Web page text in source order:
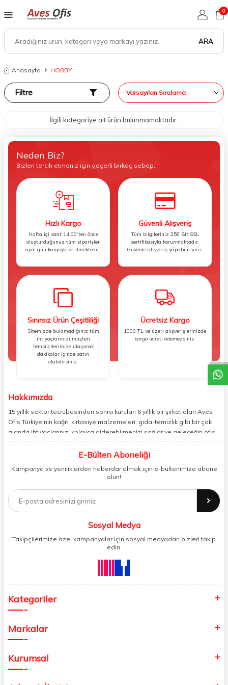
WhtsappDeseHatt
ARA
0
Anasayfa HOBBY
Filtre
İlgili kategoriye ait ürün bulunmamaktadır.
Neden Biz?
Bizleri tercih etmeniz için geçerli birkaç sebep.
Hızlı Kargo
Hafta içi saat 14:00’ten önce
oluşturduğunuz tüm siparişler
aynı gün kargoya verilmektedir.
Güvenli Alışveriş
Tüm bilgileriniz 256 Bit SSL
sertifikasıyla korunmaktadır.
Güvenle alışveriş yapabilirsiniz.
Sınırsız Ürün Çeşitliliği
Sitemizde bulamadığınız tüm
ihtiyaçlarınızı müşteri
temsilcilerimize ulaşarak
dakikalar içinde satın
alabilirsiniz.
Ücretsiz Kargo
1000 TL ve üzeri alışverişlerinizde
kargo ücreti ödemezsiniz.
Hakkımızda
15 yıllık sektör tecrübesinden sonra kurulan 6 yıllık bir şirket olan Aves
Ofis Türkiye’nin kağıt, kırtasiye malzemeleri, gıda-temizlik gibi bir çok
alanda ihtiyaçlarınızı kolayca giderebilmenizi sağlar ve geleceğin ofis
veya yaşam alanınızın tüm ihtiyaçlarını yüksek kalitedeki ürünleriyle
şirket ve işyeri yönetimini her zamankinden daha profesyonel bir hâle
kolayca karşılayabileceğiniz Aves , kaliteli ürünleri minimum sürede
tedarik edebilmenizi sağlar.
E-Bülten Aboneliği
Kampanya ve yeniliklerden haberdar olmak için e-bültenimize abone
olun!
Sosyal Medya
Takipçilerimize özel kampanyalar için sosyal medyadan bizleri takip
edin.
Kategoriler
Markalar
Kurumsal